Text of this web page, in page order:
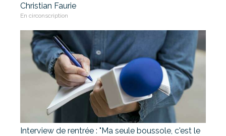
Christian Faurie
En circonscription
Interview de rentrée : "Ma seule boussole, c'est le